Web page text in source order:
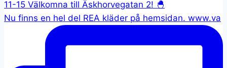
Nu finns en hel del REA kläder på hemsidan. www.va